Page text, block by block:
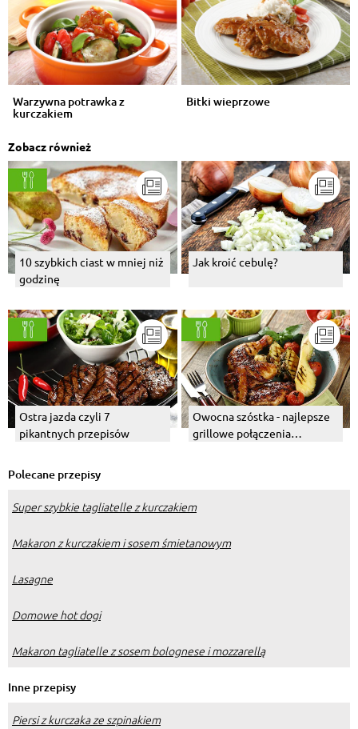
Warzywna potrawka z
kurczakiem
Bitki wieprzowe
Zobacz również
10 szybkich ciast w mniej niż
godzinę
Jak kroić cebulę?
Ostra jazda czyli 7
pikantnych przepisów
Owocna szóstka - najlepsze
grillowe połączenia
Polecane przepisy
Super szybkie tagliatelle z kurczakiem
Makaron z kurczakiem i sosem śmietanowym
Lasagne
Domowe hot dogi
Makaron tagliatelle z sosem bolognese i mozzarellą
Inne przepisy
Piersi z kurczaka ze szpinakiem